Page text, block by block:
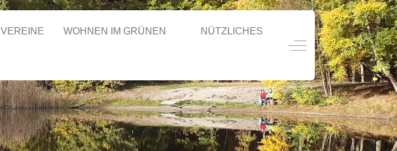
VEREINE WOHNEN IM GRÜNEN NÜTZLICHES
Off-Canvas Toggle